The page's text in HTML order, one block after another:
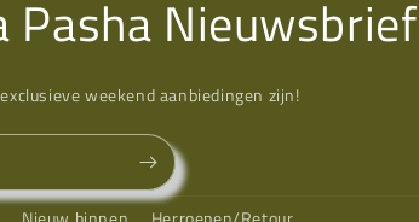
Pasha Nieuwsbrief
weekend aanbiedingen zijn!